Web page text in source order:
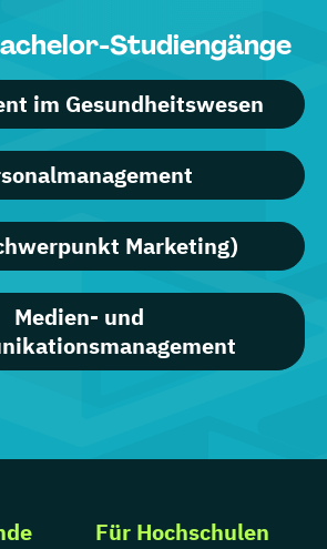
Studiengänge
im Gesundheitswesen
Marketing)
Medien- und
Für Hochschulen